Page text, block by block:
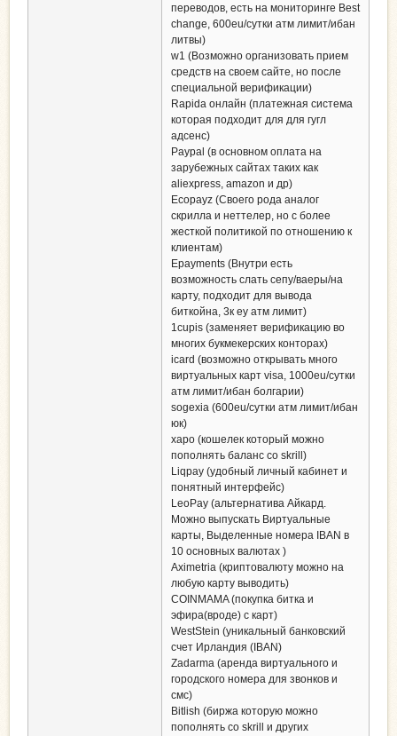
переводов, есть на мониторинге Best
change, 600eu/сутки атм лимит/ибан
литвы)
w1 (Возможно организовать прием
средств на своем сайте, но после
специальной верификации)
Rapida онлайн (платежная система
которая подходит для для гугл
адсенс)
Paypal (в основном оплата на
зарубежных сайтах таких как
aliexpress, amazon и др)
Ecopayz (Своего рода аналог
скрилла и неттелер, но с более
жесткой политикой по отношению к
клиентам)
Epayments (Внутри есть
возможность слать сепу/ваеры/на
карту, подходит для вывода
биткойна, 3к еу атм лимит)
1cupis (заменяет верификацию во
многих букмекерских конторах)
icard (возможно открывать много
виртуальных карт visa, 1000eu/сутки
атм лимит/ибан болгарии)
sogexia (600eu/сутки атм лимит/ибан
юк)
xapo (кошелек который можно
пополнять баланс со skrill)
Liqpay (удобный личный кабинет и
понятный интерфейс)
LeoPay (альтернатива Айкард.
Можно выпускать Виртуальные
карты, Выделенные номера IBAN в
10 основных валютах )
Aximetria (криптовалюту можно на
любую карту выводить)
COINMAMA (покупка битка и
эфира(вроде) с карт)
WestStein (уникальный банковский
счет Ирландия (IBAN)
Zadarma (аренда виртуального и
городского номера для звонков и
смс)
Bitlish (биржа которую можно
пополнять со skrill и других